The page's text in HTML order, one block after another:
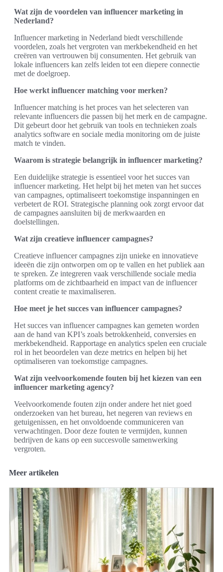
Wat zijn de voordelen van influencer marketing in
Nederland?
Influencer marketing in Nederland biedt verschillende
voordelen, zoals het vergroten van merkbekendheid en het
creëren van vertrouwen bij consumenten. Het gebruik van
lokale influencers kan zelfs leiden tot een diepere connectie
met de doelgroep.
Hoe werkt influencer matching voor merken?
Influencer matching is het proces van het selecteren van
relevante influencers die passen bij het merk en de campagne.
Dit gebeurt door het gebruik van tools en technieken zoals
analytics software en sociale media monitoring om de juiste
match te vinden.
Waarom is strategie belangrijk in influencer marketing?
Een duidelijke strategie is essentieel voor het succes van
influencer marketing. Het helpt bij het meten van het succes
van campagnes, optimaliseert toekomstige inspanningen en
verbetert de ROI. Strategische planning ook zorgt ervoor dat
de campagnes aansluiten bij de merkwaarden en
doelstellingen.
Wat zijn creatieve influencer campagnes?
Creatieve influencer campagnes zijn unieke en innovatieve
ideeën die zijn ontworpen om op te vallen en het publiek aan
te spreken. Ze integreren vaak verschillende sociale media
platforms om de zichtbaarheid en impact van de influencer
content creatie te maximaliseren.
Hoe meet je het succes van influencer campagnes?
Het succes van influencer campagnes kan gemeten worden
aan de hand van KPI’s zoals betrokkenheid, conversies en
merkbekendheid. Rapportage en analytics spelen een cruciale
rol in het beoordelen van deze metrics en helpen bij het
optimaliseren van toekomstige campagnes.
Wat zijn veelvoorkomende fouten bij het kiezen van een
influencer marketing agency?
Veelvoorkomende fouten zijn onder andere het niet goed
onderzoeken van het bureau, het negeren van reviews en
getuigenissen, en het onvoldoende communiceren van
verwachtingen. Door deze fouten te vermijden, kunnen
bedrijven de kans op een succesvolle samenwerking
vergroten.
Meer artikelen